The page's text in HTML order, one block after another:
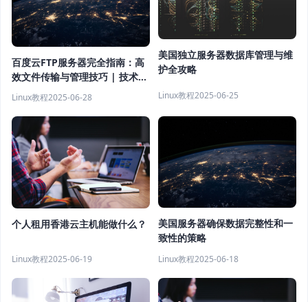
百度云FTP服务器完全指南：高
效文件传输与管理技巧 | 技术解
析
Linux教程2025-06-28
美国独立服务器数据库管理与维
护全攻略
Linux教程2025-06-25
个人租用香港云主机能做什么？
Linux教程2025-06-19
美国服务器确保数据完整性和一
致性的策略
Linux教程2025-06-18